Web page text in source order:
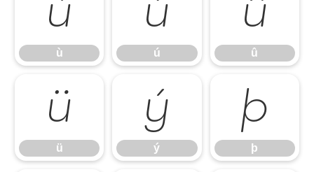
ù
ù
ú
ú
û
û
ü
ü
ý
ý
þ
þ